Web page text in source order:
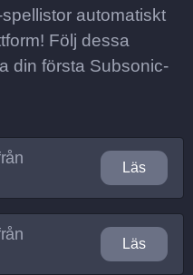
automatiskt
Följ dessa
din första Subsonic-
Läs
Läs